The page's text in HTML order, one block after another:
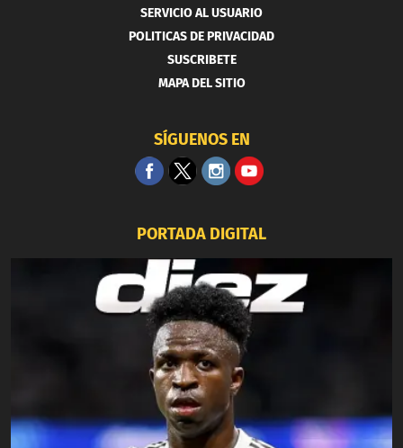
SERVICIO AL USUARIO
POLITICAS DE PRIVACIDAD
SUSCRIBETE
MAPA DEL SITIO
SÍGUENOS EN
PORTADA DIGITAL